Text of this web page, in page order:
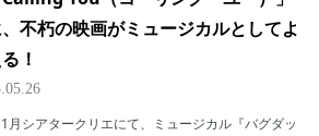
不朽の映画がミュージカルとしてよ
！
月シアタークリエにて、ミュージカル『バグダッ